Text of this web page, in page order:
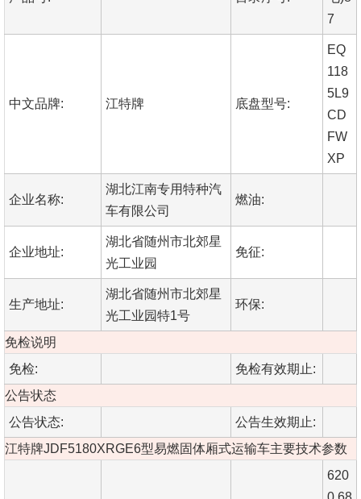
7
中文品牌: 江特牌 底盘型号:
EQ
118
5L9
CD
FW
XP
企业名称:
湖北江南专用特种汽
车有限公司
燃油:
企业地址:
湖北省随州市北郊星
光工业园
免征:
生产地址:
湖北省随州市北郊星
光工业园特1号
环保:
免检说明
免检:
免检有效期止:
公告状态
公告状态:
公告生效期止:
江特牌JDF5180XRGE6型易燃固体厢式运输车主要技术参数
620